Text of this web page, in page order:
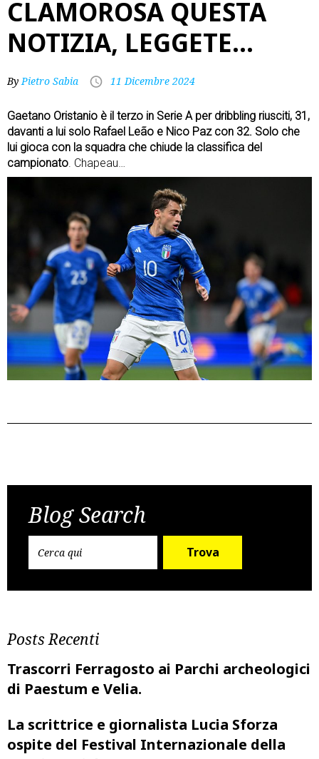
CLAMOROSA QUESTA
NOTIZIA, LEGGETE…
ByPietro Sabia 11 Dicembre 2024
Gaetano Oristanio è il terzo in Serie A per dribbling riusciti, 31,
davanti a lui solo Rafael Leão e Nico Paz con 32. Solo che
lui gioca con la squadra che chiude la classifica del
campionato. Chapeau…
navigation
Blog Search
Trova
Posts Recenti
Trascorri Ferragosto ai Parchi archeologici
di Paestum e Velia.
La scrittrice e giornalista Lucia Sforza
ospite del Festival Internazionale della